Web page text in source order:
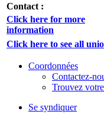
Contact :
Click here for more
information
Click here to see all
Coordonnées
Contactez-
Trouvez
Se syndiquer